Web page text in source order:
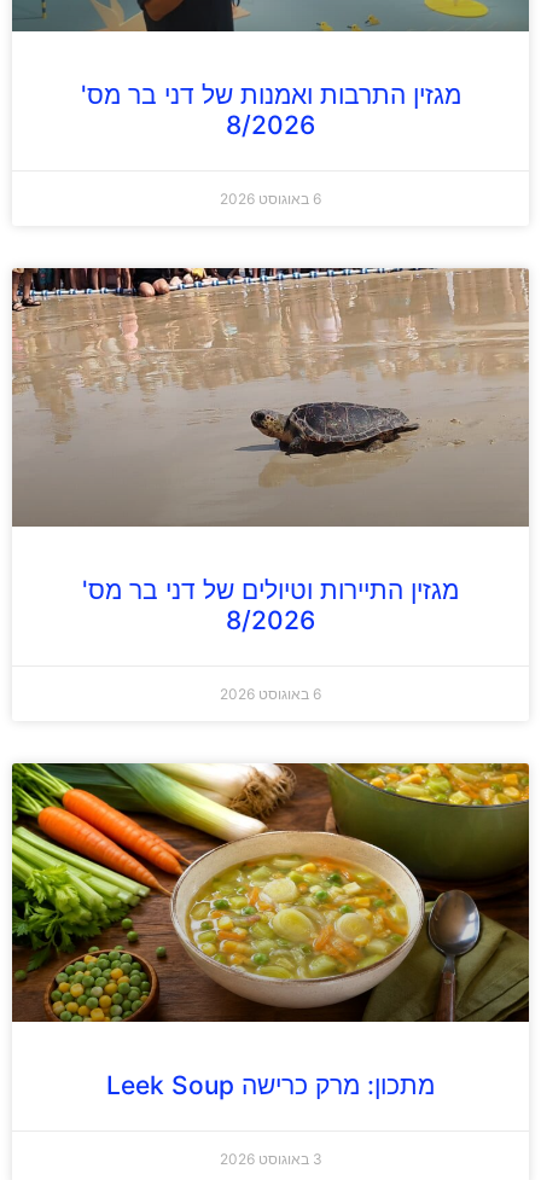
מגזין התרבות ואמנות של דני בר מס'
8/2026
6 באוגוסט 2026
מגזין התיירות וטיולים של דני בר מס'
8/2026
6 באוגוסט 2026
מתכון: מרק כרישה Leek Soup
3 באוגוסט 2026